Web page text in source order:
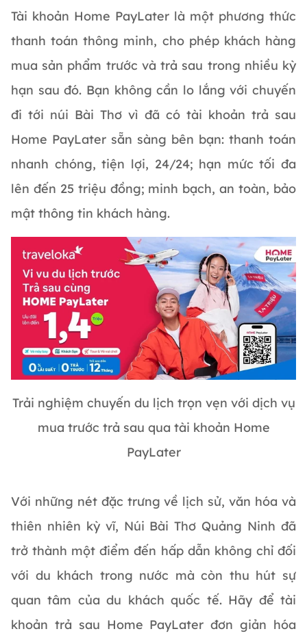
Tài khoản Home PayLater là một phương thức
thanh toán thông minh, cho phép khách hàng
mua sản phẩm trước và trả sau trong nhiều kỳ
hạn sau đó. Bạn không cần lo lắng với chuyến
đi tới núi Bài Thơ vì đã có tài khoản trả sau
Home PayLater sẵn sàng bên bạn: thanh toán
nhanh chóng, tiện lợi, 24/24; hạn mức tối đa
lên đến 25 triệu đồng; minh bạch, an toàn, bảo
mật thông tin khách hàng.
Trải nghiệm chuyến du lịch trọn vẹn với dịch vụ
mua trước trả sau qua tài khoản Home
PayLater
Với những nét đặc trưng về lịch sử, văn hóa và
thiên nhiên kỳ vĩ, Núi Bài Thơ Quảng Ninh đã
trở thành một điểm đến hấp dẫn không chỉ đối
với du khách trong nước mà còn thu hút sự
quan tâm của du khách quốc tế. Hãy để tài
khoản trả sau Home PayLater đơn giản hóa